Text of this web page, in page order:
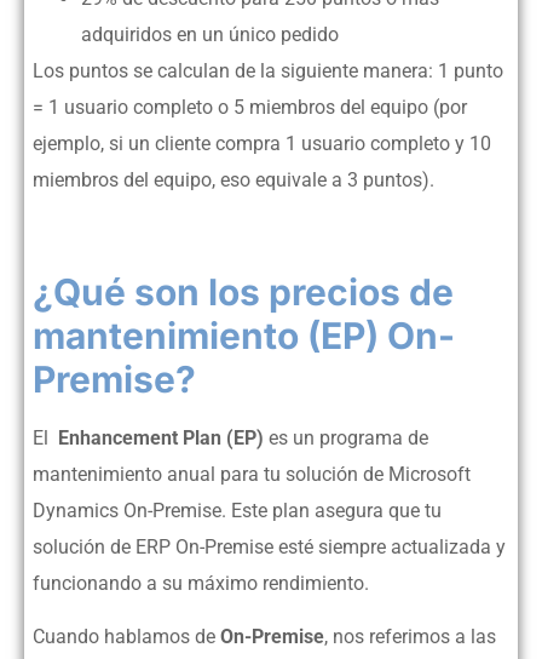
adquiridos en un único pedido
Los puntos se calculan de la siguiente manera: 1 punto
= 1 usuario completo o 5 miembros del equipo (por
ejemplo, si un cliente compra 1 usuario completo y 10
miembros del equipo, eso equivale a 3 puntos).
¿Qué son los precios de
mantenimiento (EP) On-
Premise?
El Enhancement Plan (EP) es un programa de
mantenimiento anual para tu solución de Microsoft
Dynamics On-Premise. Este plan asegura que tu
solución de ERP On-Premise esté siempre actualizada y
funcionando a su máximo rendimiento.
Cuando hablamos de On-Premise, nos referimos a las